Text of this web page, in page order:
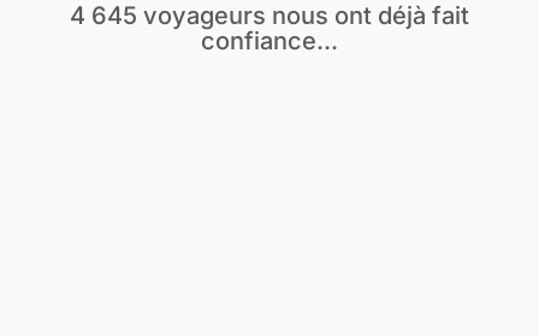
4 645 voyageurs nous ont déjà fait
confiance...